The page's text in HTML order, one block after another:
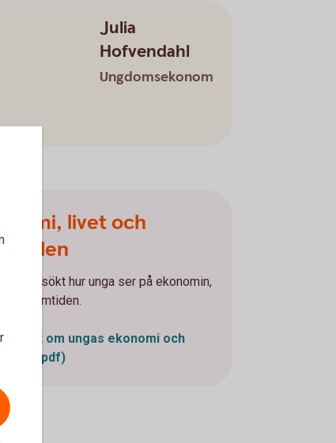
Julia
Hofvendahl
Ungdomsekonom
livet och
undersökt hur unga ser på ekonomin,
och framtiden.
om ungas ekonomi och
livsval (pdf)